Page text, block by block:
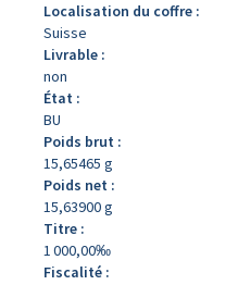
Localisation du coffre :
Suisse
Livrable :
non
État :
BU
Poids brut :
15,65465 g
Poids net :
15,63900 g
Titre :
1 000,00‰
Fiscalité :